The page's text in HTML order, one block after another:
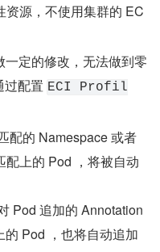
资源，不使用集群的 EC
定的修改，无法做到零
过配置 ECI Profil
配的 Namespace 或者
上的 Pod ，将被自动
Pod 追加的 Annotation
Pod ，也将自动追加